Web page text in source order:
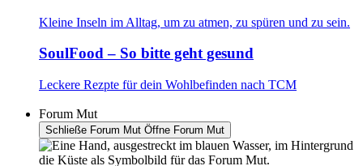
Kleine Inseln im Alltag, um zu atmen, zu spüren und zu sein.
SoulFood – So bitte geht gesund
Leckere Rezpte für dein Wohlbefinden nach TCM
Forum Mut
Schließe Forum Mut Öffne Forum Mut